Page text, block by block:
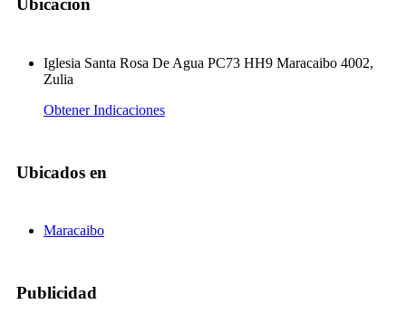
Ubicación
Iglesia Santa Rosa De Agua PC73 HH9 Maracaibo 4002,
Zulia
Obtener Indicaciones
Ubicados en
Maracaibo
Publicidad